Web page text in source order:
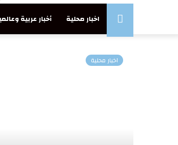
مستقبلاخبار محلية أخبار عربية
اخبار محلية